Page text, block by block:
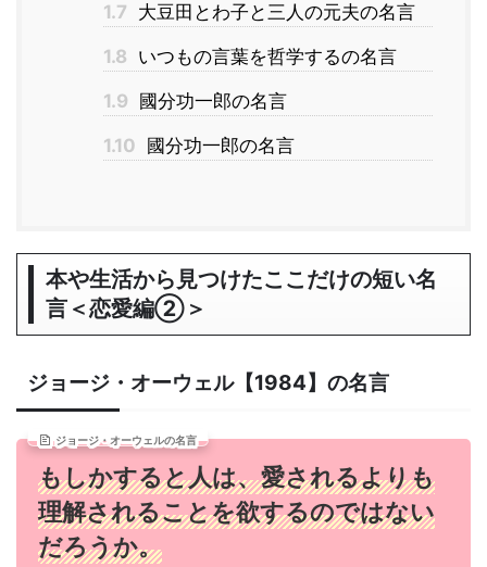
1.7 大豆田とわ子と三人の元夫の名言
1.8 いつもの言葉を哲学するの名言
1.9 國分功一郎の名言
1.10 國分功一郎の名言
本や生活から見つけたここだけの短い名
言＜恋愛編②＞
ジョージ・オーウェル【1984】の名言
ジョージ・オーウェルの名言
もしかすると人は、愛されるよりも
理解されることを欲するのではない
だろうか。